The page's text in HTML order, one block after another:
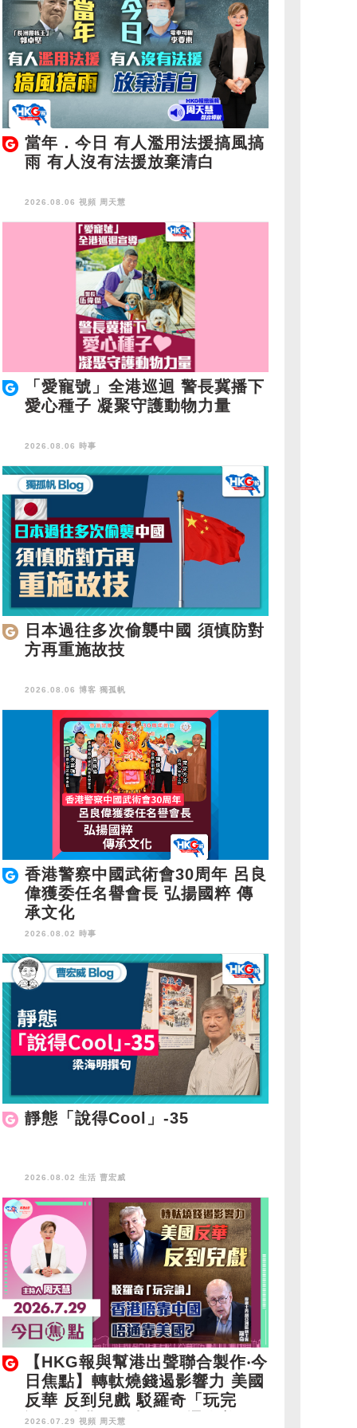
當年．今日 有人濫用法援搞風搞
雨 有人沒有法援放棄清白
2026.08.06 視頻 周天慧
「愛寵號」全港巡迴 警長冀播下
愛心種子 凝聚守護動物力量
2026.08.06 時事
日本過往多次偷襲中國 須慎防對
方再重施故技
2026.08.06 博客 獨孤帆
香港警察中國武術會30周年 呂良
偉獲委任名譽會長 弘揚國粹 傳
承文化
2026.08.02 時事
靜態「說得Cool」-35
2026.08.02 生活 曹宏威
【HKG報與幫港出聲聯合製作‧今
日焦點】轉軚燒錢遏影響力 美國
反華 反到兒戲 駁羅奇「玩完
論」 香港唔靠中國 唔通靠美
2026.07.29 視頻 周天慧